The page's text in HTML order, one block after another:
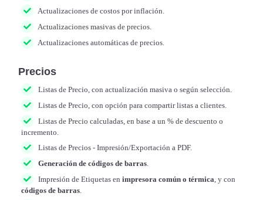
Actualizaciones de costos por inflación.
Actualizaciones masivas de precios.
Actualizaciones automáticas de precios.
Precios
Listas de Precio, con actualización masiva o según selección.
Listas de Precio, con opción para compartir listas a clientes.
Listas de Precio calculadas, en base a un % de descuento o
incremento.
Listas de Precios - Impresión/Exportación a PDF.
Generación de códigos de barras
Impresión de Etiquetas en impresora común o térmica , y con
códigos de barras